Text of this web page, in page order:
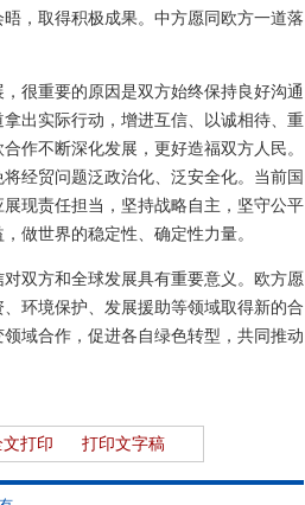
，取得积极成果。中方愿同欧方一道落
很重要的原因是双方始终保持良好沟通
出实际行动，增进互信、以诚相待、重
作不断深化发展，更好造福双方人民。
经贸问题泛政治化、泛安全化。当前国
现责任担当，坚持战略自主，坚守公平
做世界的稳定性、确定性力量。
双方和全球发展具有重要意义。欧方愿
环境保护、发展援助等领域取得新的合
域合作，促进各自绿色转型，共同推动
文打印 打印文字稿